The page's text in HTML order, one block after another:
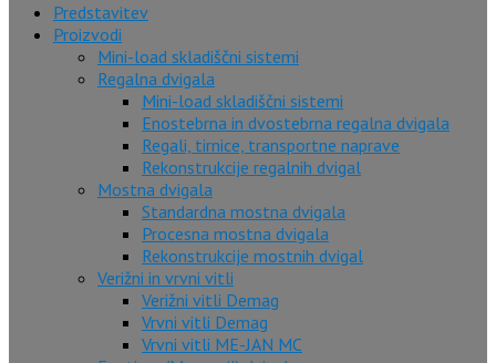
Predstavitev
Proizvodi
Mini-load skladiščni sistemi
Regalna dvigala
Mini-load skladiščni sistemi
Enostebrna in dvostebrna regalna dvigala
Regali, tirnice, transportne naprave
Rekonstrukcije regalnih dvigal
Mostna dvigala
Standardna mostna dvigala
Procesna mostna dvigala
Rekonstrukcije mostnih dvigal
Verižni in vrvni vitli
Verižni vitli Demag
Vrvni vitli Demag
Vrvni vitli ME-JAN MC